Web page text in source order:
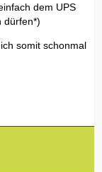
dem UPS
dürfen*)
somit schonmal